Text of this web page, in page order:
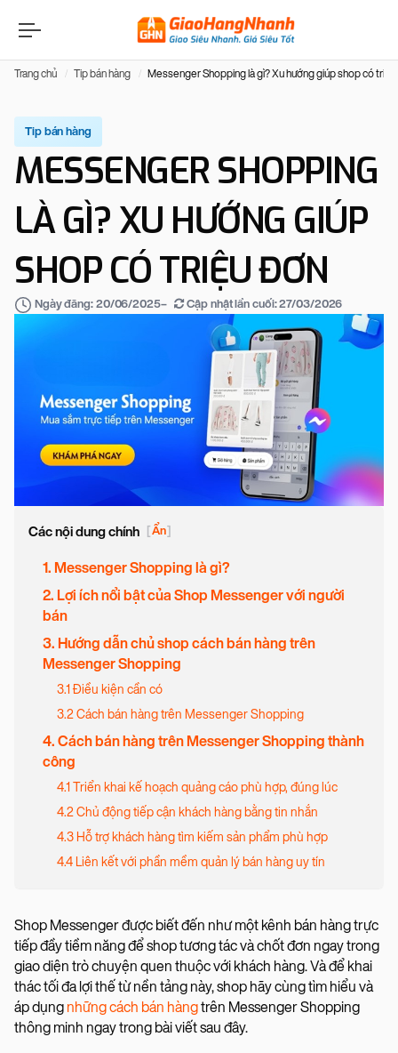
Trang chủ Tip bán hàng Messenger Shopping là gì? Xu hướng giúp shop có
Tip bán hàng
MESSENGER SHOPPING
LÀ GÌ? XU HƯỚNG GIÚP
SHOP CÓ TRIỆU ĐƠN
Ngày đăng: 20/06/2025– Cập nhật lần cuối:27/03/2026
Các nội dung chính [Ẩn]
1. Messenger Shopping là gì?
2. Lợi ích nổi bật của Shop Messenger với người
bán
3. Hướng dẫn chủ shop cách bán hàng trên
Messenger Shopping
3.1 Điều kiện cần có
3.2 Cách bán hàng trên Messenger Shopping
4. Cách bán hàng trên Messenger Shopping thành
công
4.1 Triển khai kế hoạch quảng cáo phù hợp, đúng lúc
4.2 Chủ động tiếp cận khách hàng bằng tin nhắn
4.3 Hỗ trợ khách hàng tìm kiếm sản phẩm phù hợp
4.4 Liên kết với phần mềm quản lý bán hàng uy tín
Shop Messenger được biết đến như một kênh bán hàng trực
tiếp đầy tiềm năng để shop tương tác và chốt đơn ngay trong
giao diện trò chuyện quen thuộc với khách hàng. Và để khai
thác tối đa lợi thế từ nền tảng này, shop hãy cùng tìm hiểu và
áp dụng những cách bán hàngtrên Messenger Shopping
thông minh ngay trong bài viết sau đây.